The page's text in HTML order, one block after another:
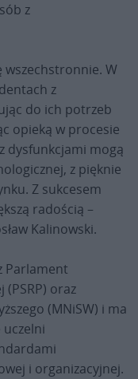
z
wszechstronnie. W
z
do ich potrzeb
opieką w procesie
dysfunkcjami mogą
z pięknie
Z sukcesem
radością –
Kalinowski.
Parlament
oraz
(MNiSW) i ma
i organizacyjnej.